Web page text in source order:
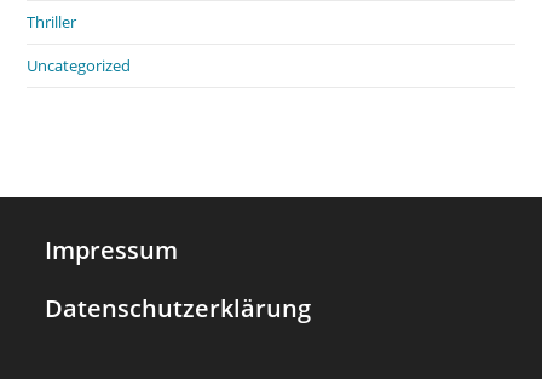
Thriller
Uncategorized
Impressum
Datenschutzerklärung